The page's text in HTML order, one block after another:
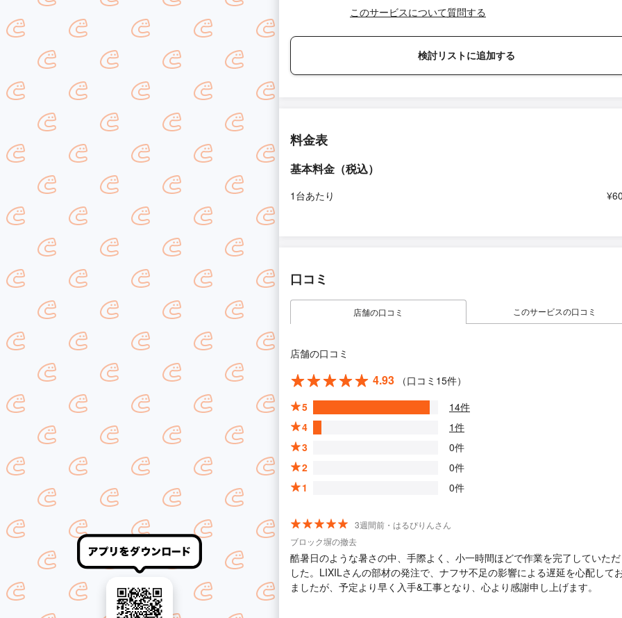
このサービスについて質問する
検討リストに追加する
料金表
基本料金（税込）
1台あたり
口コミ
店舗の口コミ このサービスの口コミ
店舗の口コミ
4.93
（口コミ15件）
5
14件
4
1件
3
0件
2
0件
1
0件
3週間前・はるぴりんさん
ブロック塀の撤去
酷暑日のような暑さの中、手際よく、小一時間ほどで作業を完了していた
した。LIXILさんの部材の発注で、ナフサ不足の影響による遅延を心配して
ましたが、予定より早く入手&工事となり、心より感謝申し上げます。